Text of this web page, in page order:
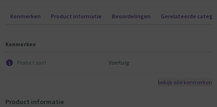
Kenmerken Product informatie Beoordelingen Gerelateerde
Kenmerken
Product soort Voertuig
bekijk alle kenmerken
Product informatie